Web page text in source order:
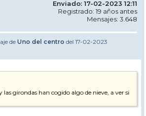
Enviado: 17-02-2023 12:11
Registrado: 19 años antes
Mensajes: 3.648
de Uno del centro del 17-02-2023
las girondas han cogido algo de nieve, a ver si